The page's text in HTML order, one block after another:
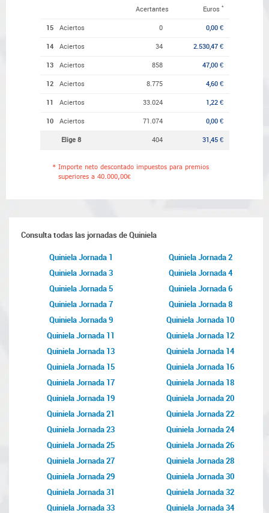
Acertantes Euros *
15 Aciertos 0 0,00 €
14 Aciertos 34 2.530,47 €
13 Aciertos 858 47,00 €
12 Aciertos 8.775 4,60 €
11 Aciertos 33.024 1,22 €
10 Aciertos 71.074 0,00 €
Elige 8 404 31,45 €
* Importe neto descontado impuestos para premios
superiores a 40.000,00€
Consulta todas las jornadas de Quiniela
Quiniela Jornada 1
Quiniela Jornada 2
Quiniela Jornada 3
Quiniela Jornada 4
Quiniela Jornada 5
Quiniela Jornada 6
Quiniela Jornada 7
Quiniela Jornada 8
Quiniela Jornada 9
Quiniela Jornada 10
Quiniela Jornada 11
Quiniela Jornada 12
Quiniela Jornada 13
Quiniela Jornada 14
Quiniela Jornada 15
Quiniela Jornada 16
Quiniela Jornada 17
Quiniela Jornada 18
Quiniela Jornada 19
Quiniela Jornada 20
Quiniela Jornada 21
Quiniela Jornada 22
Quiniela Jornada 23
Quiniela Jornada 24
Quiniela Jornada 25
Quiniela Jornada 26
Quiniela Jornada 27
Quiniela Jornada 28
Quiniela Jornada 29
Quiniela Jornada 30
Quiniela Jornada 31
Quiniela Jornada 32
Quiniela Jornada 33
Quiniela Jornada 34